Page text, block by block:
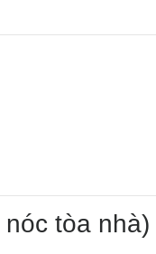
tòa nhà)